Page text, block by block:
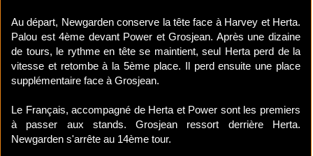
Au départ, Newgarden conserve la tête face à Harvey et Herta.
Palou est 4ème devant Power et Grosjean. Après une dizaine
de tours, le rythme en tête se maintient, seul Herta perd de la
vitesse et retombe à la 5ème place. Il perd ensuite une place
supplémentaire face à Grosjean.
Le Français, accompagné de Herta et Power sont les premiers
à passer aux stands. Grosjean ressort derrière Herta.
Newgarden s'arrête au 14ème tour.